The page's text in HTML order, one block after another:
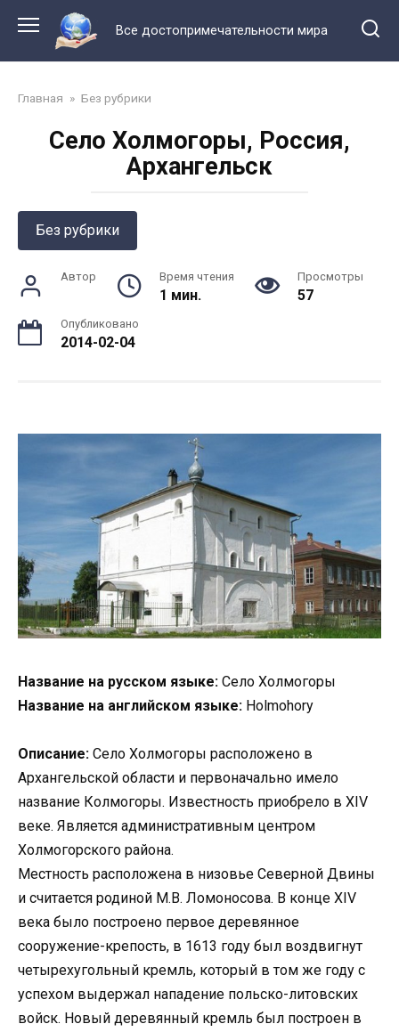
контенту
Все достопримечательности мира
Главная » Без рубрики
Село Холмогоры, Россия,
Архангельск
Без рубрики
Автор Время чтения
1 мин.
Просмотры
57
Опубликовано
2014-02-04
Название на русском языке: Село Холмогоры
Название на английском языке: Holmohory
Описание: Село Холмогоры расположено в
Архангельской области и первоначально имело
название Колмогоры. Известность приобрело в XIV
веке. Является административным центром
Холмогорского района.
Местность расположена в низовье Северной Двины
и считается родиной М.В. Ломоносова. В конце XIV
века было построено первое деревянное
сооружение-крепость, в 1613 году был воздвигнут
четырехугольный кремль, который в том же году с
успехом выдержал нападение польско-литовских
войск. Новый деревянный кремль был построен в